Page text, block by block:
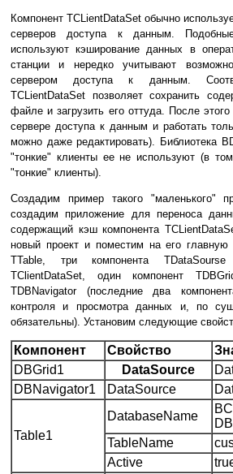
Компонент TCLientDataSet обычно
серверов доступа к данным.
используют кэширование данных в
станции и нередко учитывают
сервером доступа к данным.
TCLientDataSet позволяет сохранить
файле и загрузить его оттуда. После
сервере доступа к данным и работать
можно даже редактировать). Библиотека
"тонкие" клиенты ее не используют (в
"тонкие" клиенты).
Создадим пример такого "маленького"
создадим приложение для переноса
содержащий кэш компонента
новый проект и поместим на его
TTable, три компонента
TClientDataSet, один компонент
TDBNavigator (последние два
контроля и просмотра данных и, по
обязательны). Установим следующие
Компонент Свойство
DBGrid1
DataSource
DBNavigator1
DataSource
Table1
DatabaseName
TableName
Active